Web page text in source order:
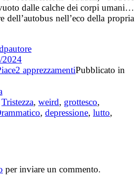
dalle calche dei corpi umani…
dell’autobus nell’eco della propria
2024
2 apprezzamentiPubblicato in
Tristezza, weird, grottesco,
, depressione, lutto,
per inviare un commento.